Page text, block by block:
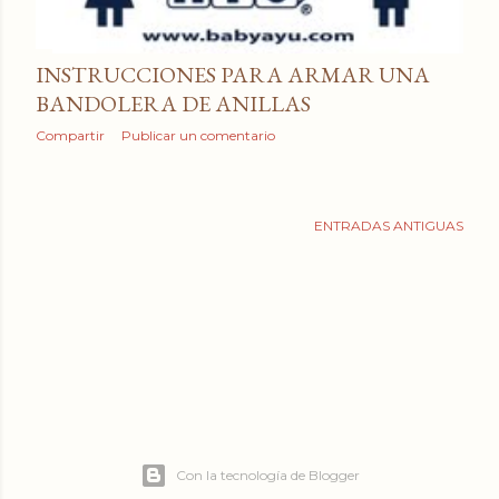
a
s
INSTRUCCIONES PARA ARMAR UNA
BANDOLERA DE ANILLAS
Compartir Publicar un comentario
ENTRADAS ANTIGUAS
Con la tecnología de Blogger